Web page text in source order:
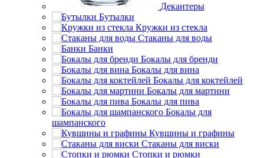
Декантеры
Бутылки
Кружки из стекла
Стаканы для воды
Банки
Бокалы для бренди
Бокалы для вина
Бокалы для коктейлей
Бокалы для мартини
Бокалы для пива
Бокалы для
шампанского
Кувшины и графины
Стаканы для виски
Стопки и рюмки